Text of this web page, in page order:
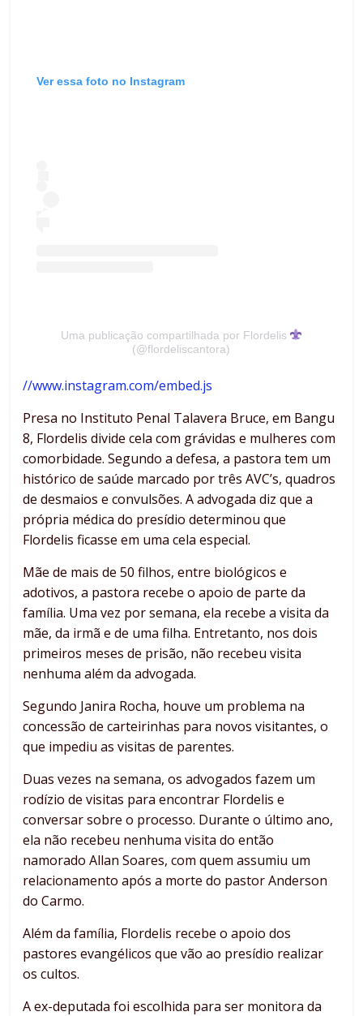
Ver essa foto no Instagram
Uma publicação compartilhada por Flordelis
(@flordeliscantora)
//www.instagram.com/embed.js
Presa no Instituto Penal Talavera Bruce, em Bangu
8, Flordelis divide cela com grávidas e mulheres com
comorbidade. Segundo a defesa, a pastora tem um
histórico de saúde marcado por três AVC’s, quadros
de desmaios e convulsões. A advogada diz que a
própria médica do presídio determinou que
Flordelis ficasse em uma cela especial.
Mãe de mais de 50 filhos, entre biológicos e
adotivos, a pastora recebe o apoio de parte da
família. Uma vez por semana, ela recebe a visita da
mãe, da irmã e de uma filha. Entretanto, nos dois
primeiros meses de prisão, não recebeu visita
nenhuma além da advogada.
Segundo Janira Rocha, houve um problema na
concessão de carteirinhas para novos visitantes, o
que impediu as visitas de parentes.
Duas vezes na semana, os advogados fazem um
rodízio de visitas para encontrar Flordelis e
conversar sobre o processo. Durante o último ano,
ela não recebeu nenhuma visita do então
namorado Allan Soares, com quem assumiu um
relacionamento após a morte do pastor Anderson
do Carmo.
Além da família, Flordelis recebe o apoio dos
pastores evangélicos que vão ao presídio realizar
os cultos.
A ex-deputada foi escolhida para ser monitora da